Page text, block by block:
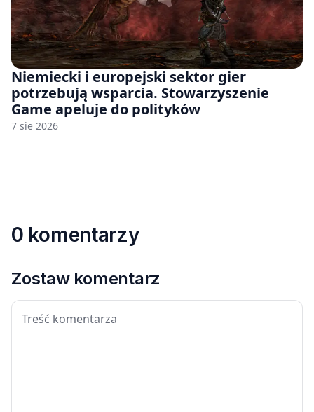
Niemiecki i europejski sektor gier
potrzebują wsparcia. Stowarzyszenie
Game apeluje do polityków
7 sie 2026
0 komentarzy
Zostaw komentarz